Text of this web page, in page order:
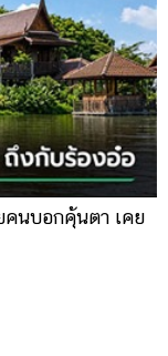
คนบอกคุ้นตา เคย